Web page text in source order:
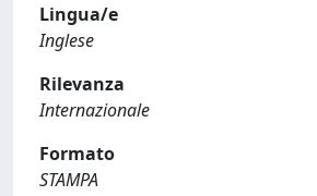
Lingua/e
Inglese
Rilevanza
Internazionale
Formato
STAMPA